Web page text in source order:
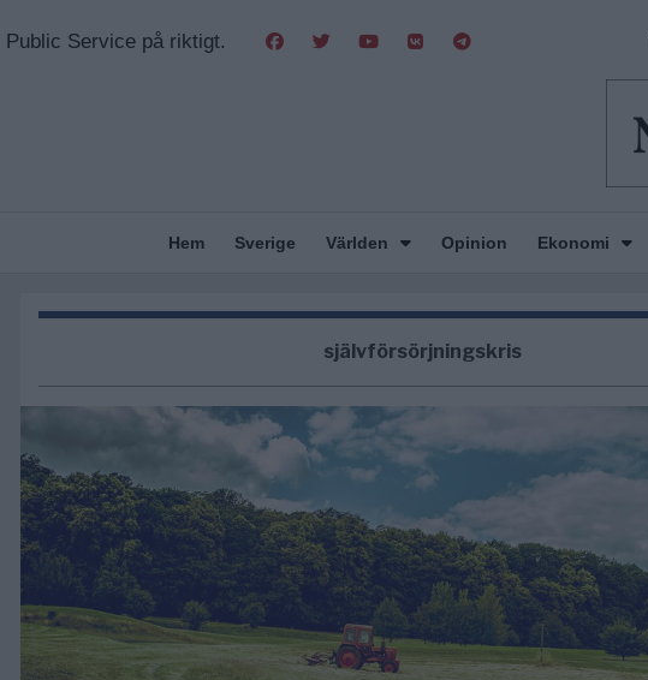
Public Service på riktigt.
Hem Sverige Världen Opinion Ekonomi
självförsörjningskris